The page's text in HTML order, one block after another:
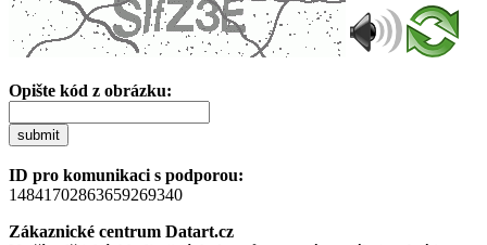
Opište kód z obrázku:
submit
ID pro komunikaci s podporou:
14841702863659269340
Zákaznické centrum Datart.cz